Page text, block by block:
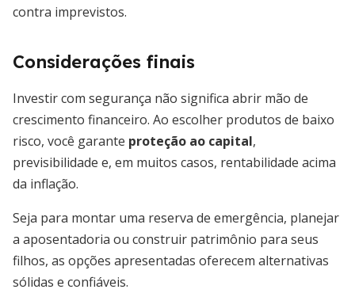
contra imprevistos.
Considerações finais
Investir com segurança não significa abrir mão de
crescimento financeiro. Ao escolher produtos de baixo
risco, você garante proteção ao capital,
previsibilidade e, em muitos casos, rentabilidade acima
da inflação.
Seja para montar uma reserva de emergência, planejar
a aposentadoria ou construir patrimônio para seus
filhos, as opções apresentadas oferecem alternativas
sólidas e confiáveis.